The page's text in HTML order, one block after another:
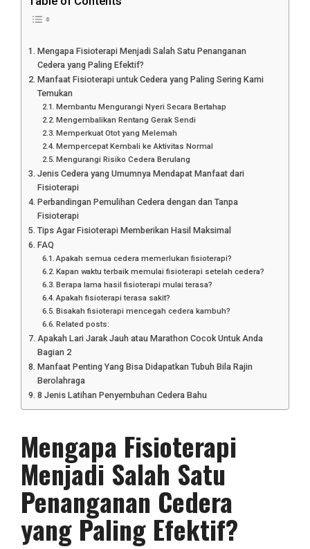
Mengapa Fisioterapi Menjadi Salah Satu Penanganan
Cedera yang Paling Efektif?
Manfaat Fisioterapi untuk Cedera yang Paling Sering Kami
Temukan
Membantu Mengurangi Nyeri Secara Bertahap
Mengembalikan Rentang Gerak Sendi
Memperkuat Otot yang Melemah
Mempercepat Kembali ke Aktivitas Normal
Mengurangi Risiko Cedera Berulang
Jenis Cedera yang Umumnya Mendapat Manfaat dari
Fisioterapi
Perbandingan Pemulihan Cedera dengan dan Tanpa
Fisioterapi
Tips Agar Fisioterapi Memberikan Hasil Maksimal
FAQ
Apakah semua cedera memerlukan fisioterapi?
Kapan waktu terbaik memulai fisioterapi setelah cedera?
Berapa lama hasil fisioterapi mulai terasa?
Apakah fisioterapi terasa sakit?
Bisakah fisioterapi mencegah cedera kambuh?
Related posts:
Apakah Lari Jarak Jauh atau Marathon Cocok Untuk Anda
Bagian 2
Manfaat Penting Yang Bisa Didapatkan Tubuh Bila Rajin
Berolahraga
8 Jenis Latihan Penyembuhan Cedera Bahu
Mengapa Fisioterapi
Menjadi Salah Satu
Penanganan Cedera
yang Paling Efektif?